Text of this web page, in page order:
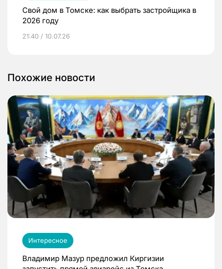
Свой дом в Томске: как выбрать застройщика в
2026 году
21:40 / 10.07.26
Похожие новости
Интересное
Владимир Мазур предложил Киргизии